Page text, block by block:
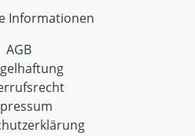
Informationen
AGB